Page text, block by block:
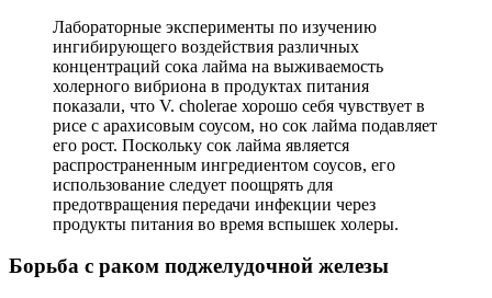
Лабораторные эксперименты по изучению
ингибирующего воздействия различных
концентраций сока лайма на выживаемость
холерного вибриона в продуктах питания
показали, что V. cholerae хорошо себя чувствует в
рисе с арахисовым соусом, но сок лайма подавляет
его рост. Поскольку сок лайма является
распространенным ингредиентом соусов, его
использование следует поощрять для
предотвращения передачи инфекции через
продукты питания во время вспышек холеры.
Борьба с раком поджелудочной железы